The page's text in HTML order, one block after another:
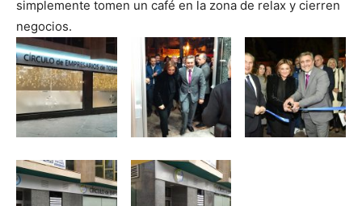
simplemente tomen un café en la zona de relax y cierren
negocios.